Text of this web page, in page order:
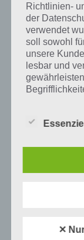
Auf
Tweet auf
Mehr
Richtlinien-
der
verwendet
soll sowohl
unsere
lesbar und
unter
a)
Essenziell
✕